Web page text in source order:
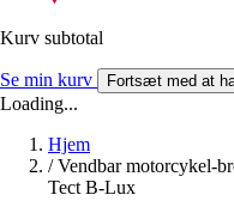
Kurv subtotal
Se min kurv Fortsæt med at
Loading...
Hjem
/ Vendbar motorcykel-
Tect B-Lux